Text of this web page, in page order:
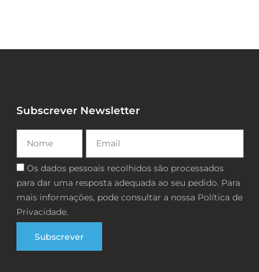
Subscrever Newsletter
Consentimento
Os dados pessoais recolhidos são processados ​​
para dar uma resposta adequada ao seu pedido. Para
mais informações, pode consultar a nossa Política de
Privacidade.
Subscrever